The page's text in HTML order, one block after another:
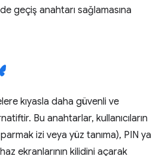
geçiş anahtarı sağlamasına
kıyasla daha güvenli ve
Bu anahtarlar, kullanıcıların
izi veya yüz tanıma), PIN ya
ekranlarının kilidini açarak